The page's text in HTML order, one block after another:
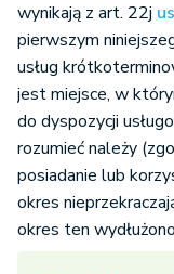
wynikają z art. 22j
pierwszym
usług
jest miejsce, w
do dyspozycji
rozumieć należy
posiadanie lub
okres
okres ten